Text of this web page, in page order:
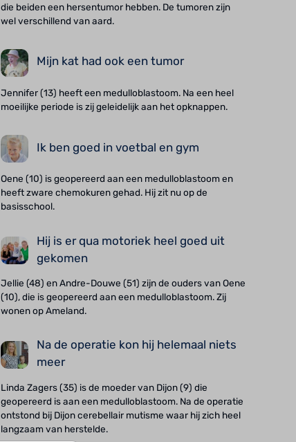
die beiden een hersentumor hebben. De tumoren zijn
wel verschillend van aard.
Mijn kat had ook een tumor
Jennifer (13) heeft een medulloblastoom. Na een heel
moeilijke periode is zij geleidelijk aan het opknappen.
Ik ben goed in voetbal en gym
Oene (10) is geopereerd aan een medulloblastoom en
heeft zware chemokuren gehad. Hij zit nu op de
basisschool.
Hij is er qua motoriek heel goed uit
gekomen
Jellie (48) en Andre-Douwe (51) zijn de ouders van Oene
(10), die is geopereerd aan een medulloblastoom. Zij
wonen op Ameland.
Na de operatie kon hij helemaal niets
meer
Linda Zagers (35) is de moeder van Dijon (9) die
geopereerd is aan een medulloblastoom. Na de operatie
ontstond bij Dijon cerebellair mutisme waar hij zich heel
langzaam van herstelde.